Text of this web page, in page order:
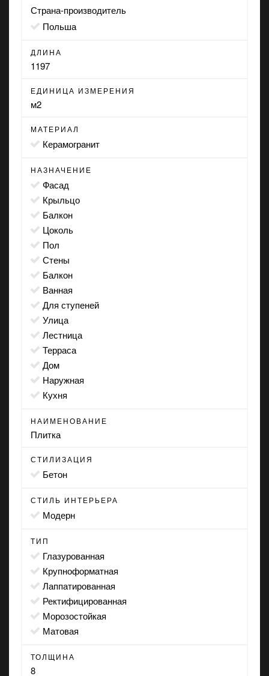
Страна-производитель
Польша
ДЛИНА
1197
ЕДИНИЦА ИЗМЕРЕНИЯ
м2
МАТЕРИАЛ
Керамогранит
НАЗНАЧЕНИЕ
фасад
крыльцо
балкон
цоколь
пол
стены
балкон
ванная
для ступеней
улица
лестница
терраса
дом
наружная
кухня
НАИМЕНОВАНИЕ
Плитка
СТИЛИЗАЦИЯ
бетон
СТИЛЬ ИНТЕРЬЕРА
модерн
ТИП
глазурованная
крупноформатная
лаппатированная
ректифицированная
морозостойкая
матовая
ТОЛЩИНА
8